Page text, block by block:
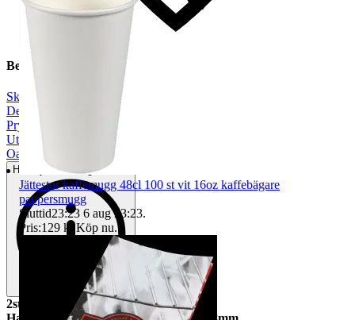
Beskrivning
Skala 1:12
Dekoration
Prylpaket
Utomhus
Oanvänt
Helt ny och aldrig använd
2st Runda surdegsbröd
Jättestor kaffemugg 48cl 100 st vit 16oz kaffebägare
pappersmugg
Sluttid23:23 6 aug 23:23.
Pris:129 kr ,Köp nu.